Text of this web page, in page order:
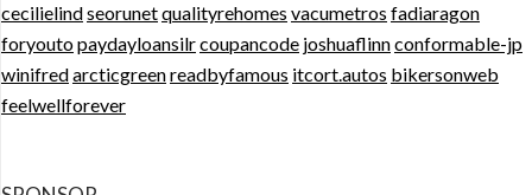
cecilielindseorunetqualityrehomes vacumetros fadiaragon
foryoutopaydayloansilrcoupancode joshuaflinnconformable-jp
winifredarcticgreenreadbyfamous itcort.autos bikersonweb
feelwellforever